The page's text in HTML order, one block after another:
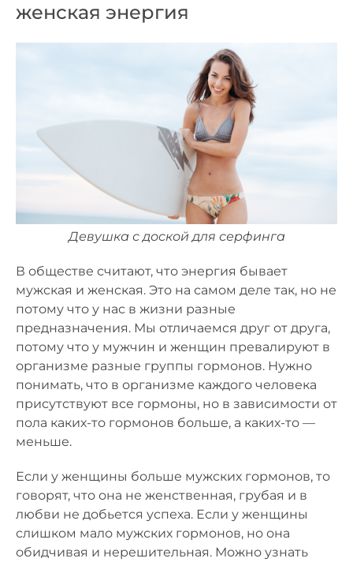
женская энергия
Девушка с доской для серфинга
В обществе считают, что энергия бывает
мужская и женская. Это на самом деле так, но не
потому что у нас в жизни разные
предназначения. Мы отличаемся друг от друга,
потому что у мужчин и женщин превалируют в
организме разные группы гормонов. Нужно
понимать, что в организме каждого человека
присутствуют все гормоны, но в зависимости от
пола каких-то гормонов больше, а каких-то —
меньше.
Если у женщины больше мужских гормонов, то
говорят, что она не женственная, грубая и в
любви не добьется успеха. Если у женщины
слишком мало мужских гормонов, но она
обидчивая и нерешительная. Можно узнать